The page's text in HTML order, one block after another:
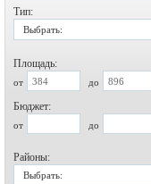
Тип:
Выбрать:
Площадь:
от до
Бюджет:
от до
Районы:
Выбрать: